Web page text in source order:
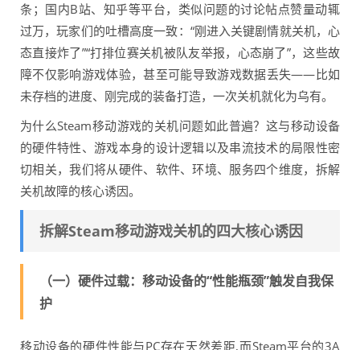
条；国内B站、知乎等平台，类似问题的讨论帖点赞量动辄
过万，玩家们的吐槽高度一致：“刚进入关键剧情就关机，心
态直接炸了”“打排位赛关机被队友举报，心态崩了”，这些故
障不仅影响游戏体验，甚至可能导致游戏数据丢失——比如
未存档的进度、刚完成的装备打造，一次关机就化为乌有。
为什么Steam移动游戏的关机问题如此普遍？这与移动设备
的硬件特性、游戏本身的设计逻辑以及串流技术的局限性密
切相关，我们将从硬件、软件、环境、服务四个维度，拆解
关机故障的核心诱因。
拆解Steam移动游戏关机的四大核心诱因
（一）硬件过载：移动设备的“性能瓶颈”触发自我保
护
移动设备的硬件性能与PC存在天然差距,而Steam平台的3A